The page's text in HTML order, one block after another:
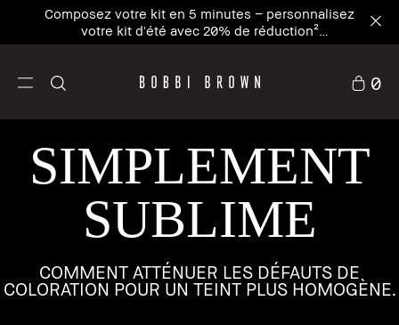
Composez votre kit en 5 minutes – personnalisez
votre kit d'été avec 20% de réduction²
Personnaliser maintenant
0
SIMPLEMENT
SUBLIME
COMMENT ATTÉNUER LES DÉFAUTS DE
COLORATION POUR UN TEINT PLUS HOMOGÈNE.